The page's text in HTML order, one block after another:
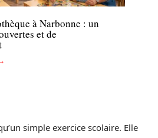
à Narbonne : un
et de
simple exercice scolaire. Elle